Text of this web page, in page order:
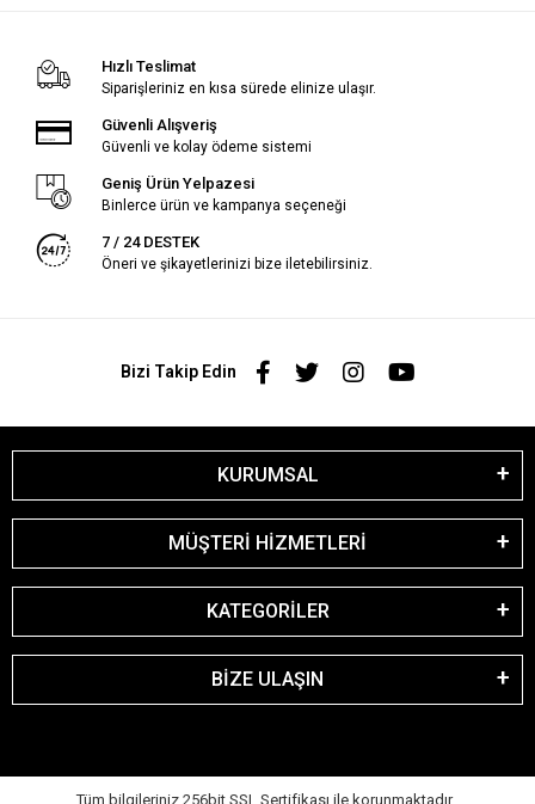
Hızlı Teslimat
Siparişleriniz en kısa sürede elinize ulaşır.
Güvenli Alışveriş
Güvenli ve kolay ödeme sistemi
Geniş Ürün Yelpazesi
Binlerce ürün ve kampanya seçeneği
7 / 24 DESTEK
Öneri ve şikayetlerinizi bize iletebilirsiniz.
Bizi Takip Edin
KURUMSAL
MÜŞTERİ HİZMETLERİ
KATEGORİLER
BİZE ULAŞIN
Tüm bilgileriniz 256bit SSL Sertifikası ile korunmaktadır.